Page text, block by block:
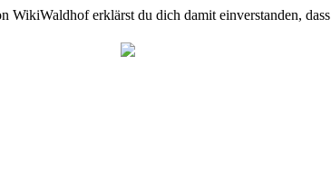
erklärst du dich damit einverstanden,